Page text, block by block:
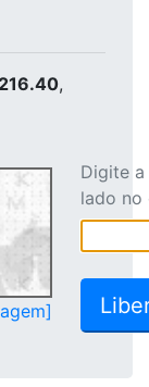
,
Digite
lado no